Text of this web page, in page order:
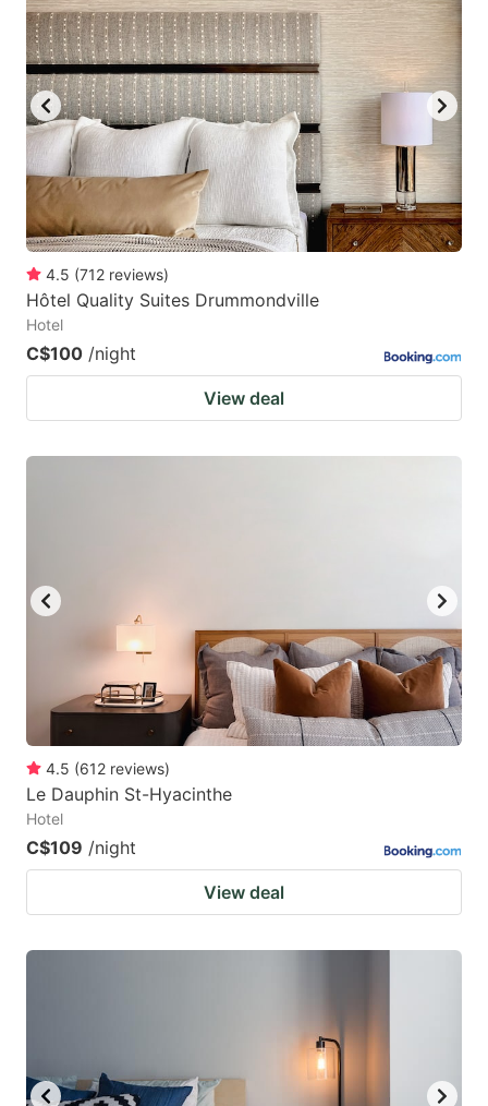
4.5 (712 reviews)
Hôtel Quality Suites Drummondville
Hotel
C$100 /night
View deal
4.5 (612 reviews)
Le Dauphin St-Hyacinthe
Hotel
C$109 /night
View deal